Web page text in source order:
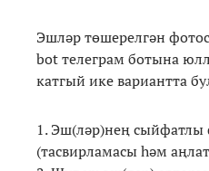
Эшләр төшерелгән
bot телеграм ботына
катгый ике вариантта
1. Эш(ләр)нең сыйфатлы
(тасвирламасы һәм